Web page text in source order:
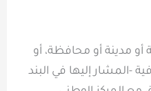
مدينة أو محافظة، أو
-المشار إليها في البند